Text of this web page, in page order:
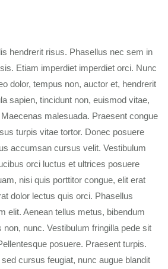
hendrerit risus. Phasellus nec sem in
Etiam imperdiet imperdiet orci. Nunc
dolor, tempus non, auctor et, hendrerit
sapien, tincidunt non, euismod vitae,
malesuada. Praesent congue
turpis vitae tortor. Donec posuere
accumsan cursus velit. Vestibulum
orci luctus et ultrices posuere
nisi quis porttitor congue, elit erat
dolor lectus quis orci. Phasellus
elit. Aenean tellus metus, bibendum
nunc. Vestibulum fringilla pede sit
posuere. Praesent turpis.
cursus feugiat, nunc augue blandit